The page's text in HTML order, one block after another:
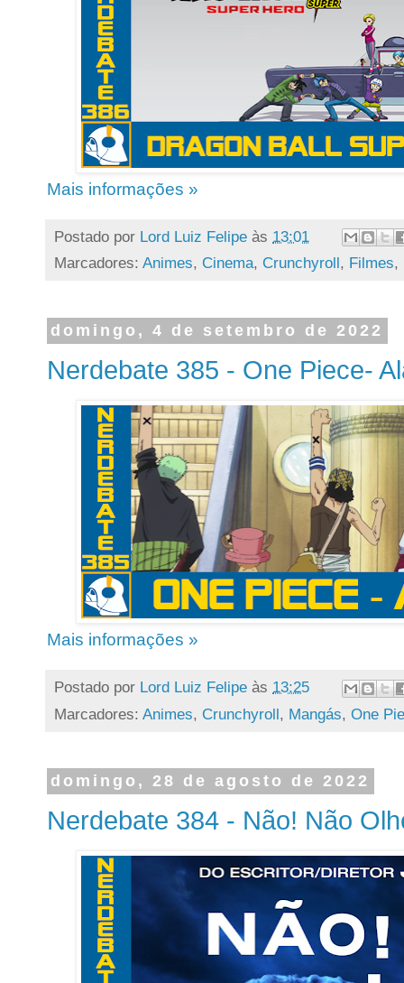
Mais informações »
Postado por Lord Luiz Felipe às 13:01
Marcadores: Animes, Cinema, Crunchyroll, Filmes,
domingo, 4 de setembro de 2022
Nerdebate 385 - One Piece-
Mais informações »
Postado por Lord Luiz Felipe às 13:25
Marcadores: Animes, Crunchyroll, Mangás, One
domingo, 28 de agosto de 2022
Nerdebate 384 - Não! Não